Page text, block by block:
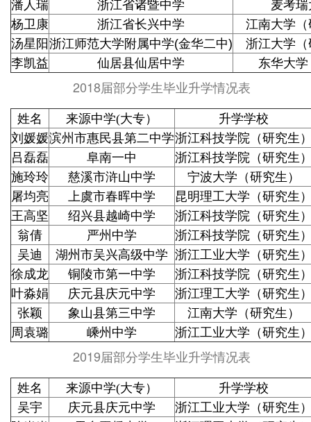
潘人瑞 浙江省诸暨中学
麦考
杨卫康
浙江省长兴中学
江南大学
汤星阳 浙江师范大学附属中学(金华二中)
浙江大学
李凯益
仙居县仙居中学 东华大
2018届部分学生毕业升学情况表
姓名 来源中学(大专）
升学学校
刘媛媛滨州市惠民县第二中学浙江科技学院（研究生
吕磊磊
阜南一中
浙江科技学院（研究生
施玲玲
慈溪市浒山中学
宁波大学（研究生）
屠均亮
上虞市春晖中学
昆明理工大学（研究生
王高坚
绍兴县越崎中学
浙江科技学院（研究生
翁倩
严州中学
浙江科技学院（研究生
吴迪
湖州市吴兴高级中学 浙江工业大学（研究生
徐成龙
铜陵市第一中学
浙江科技学院（研究生
叶淼娟
庆元县庆元中学
浙江理工大学（研究生
张颖
象山县第三中学
江南大学（研究生）
周袁璐
嵊州中学 浙江工业大学（研究生
2019届部分学生毕业升学情况表
姓名 来源中学(大专）
升学学校
吴宇
庆元县庆元中学
浙江工业大学（研究生